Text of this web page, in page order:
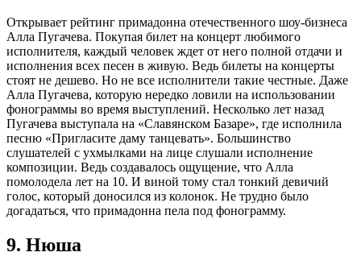
Открывает рейтинг примадонна отечественного шоу-бизнеса
Алла Пугачева. Покупая билет на концерт любимого
исполнителя, каждый человек ждет от него полной отдачи и
исполнения всех песен в живую. Ведь билеты на концерты
стоят не дешево. Но не все исполнители такие честные. Даже
Алла Пугачева, которую нередко ловили на использовании
фонограммы во время выступлений. Несколько лет назад
Пугачева выступала на «Славянском Базаре», где исполнила
песню «Пригласите даму танцевать». Большинство
слушателей с ухмылками на лице слушали исполнение
композиции. Ведь создавалось ощущение, что Алла
помолодела лет на 10. И виной тому стал тонкий девичий
голос, который доносился из колонок. Не трудно было
догадаться, что примадонна пела под фонограмму.
9. Нюша